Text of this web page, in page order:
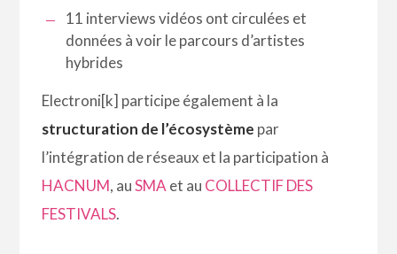
11 interviews vidéos ont circulées et
données à voir le parcours d’artistes
hybrides
Electroni[k] participe également à la
structuration de l’écosystème par
l’intégration de réseaux et la participation à
HACNUM, auSMA et au COLLECTIF DES
FESTIVALS.